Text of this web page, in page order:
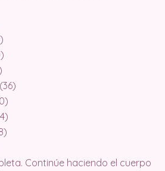
Continúe haciendo el cuerpo